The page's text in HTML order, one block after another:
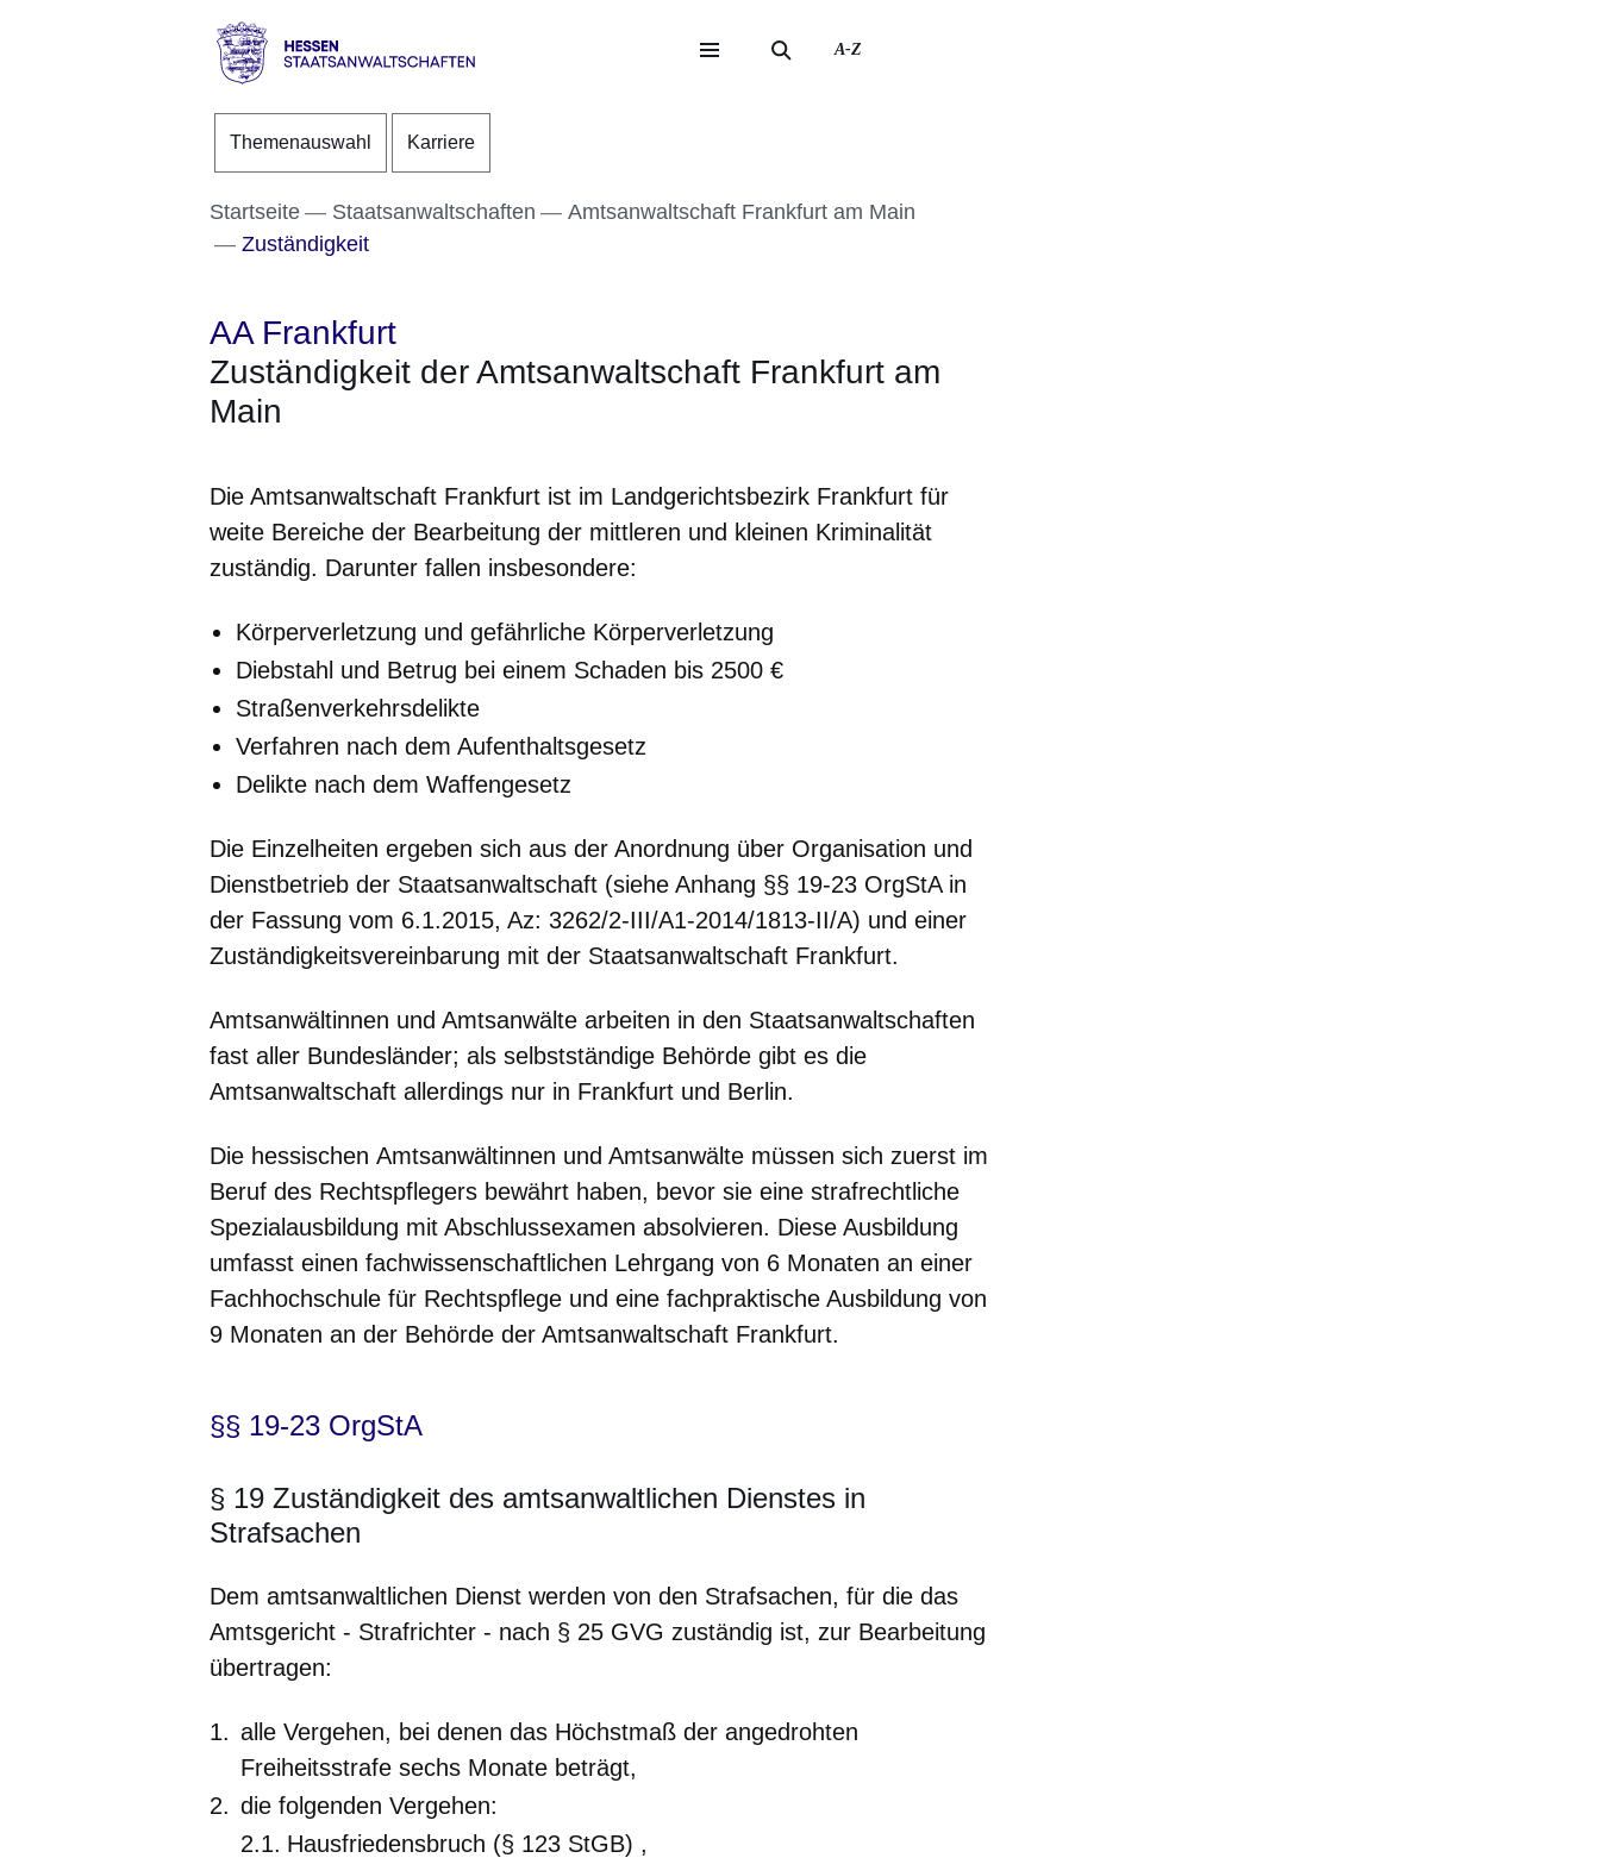
Direkt zum Kopf der Seite
Direkt zum Inhalt
Direkt zum Fuß der Seite
Staatsanwaltschaften
A-Z
Themenauswahl Karriere
Startseite Staatsanwaltschaften
Amtsanwaltschaft Frankfurt am Main
Zuständigkeit
AA Frankfurt
Zuständigkeit der Amtsanwaltschaft Frankfurt am
Main
Die Amtsanwaltschaft Frankfurt ist im Landgerichtsbezirk Frankfurt für
weite Bereiche der Bearbeitung der mittleren und kleinen Kriminalität
zuständig. Darunter fallen insbesondere:
Körperverletzung und gefährliche Körperverletzung
Diebstahl und Betrug bei einem Schaden bis 2500 €
Straßenverkehrsdelikte
Verfahren nach dem Aufenthaltsgesetz
Delikte nach dem Waffengesetz
Die Einzelheiten ergeben sich aus der Anordnung über Organisation und
Dienstbetrieb der Staatsanwaltschaft (siehe Anhang §§ 19-23 OrgStA in
der Fassung vom 6.1.2015, Az: 3262/2-III/A1-2014/1813-II/A) und einer
Zuständigkeitsvereinbarung mit der Staatsanwaltschaft Frankfurt.
Amtsanwältinnen und Amtsanwälte arbeiten in den Staatsanwaltschaften
fast aller Bundesländer; als selbstständige Behörde gibt es die
Amtsanwaltschaft allerdings nur in Frankfurt und Berlin.
Die hessischen Amtsanwältinnen und Amtsanwälte müssen sich zuerst im
Beruf des Rechtspflegers bewährt haben, bevor sie eine strafrechtliche
Spezialausbildung mit Abschlussexamen absolvieren. Diese Ausbildung
umfasst einen fachwissenschaftlichen Lehrgang von 6 Monaten an einer
Fachhochschule für Rechtspflege und eine fachpraktische Ausbildung von
9 Monaten an der Behörde der Amtsanwaltschaft Frankfurt.
§§ 19-23 OrgStA
§ 19 Zuständigkeit des amtsanwaltlichen Dienstes in
Strafsachen
Dem amtsanwaltlichen Dienst werden von den Strafsachen, für die das
Amtsgericht - Strafrichter - nach § 25 GVG zuständig ist, zur Bearbeitung
übertragen:
alle Vergehen, bei denen das Höchstmaß der angedrohten
Freiheitsstrafe sechs Monate beträgt,
die folgenden Vergehen:
Hausfriedensbruch (§ 123 StGB) ,